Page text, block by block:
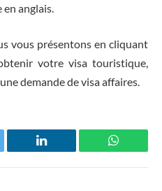
anglais.
vous présentons en cliquant
votre visa touristique,
demande de visa affaires.
LinkedIn